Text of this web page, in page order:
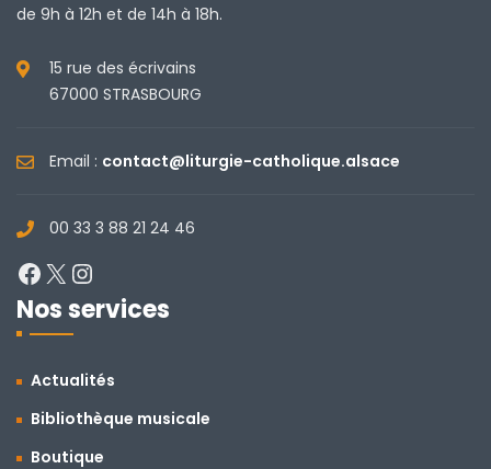
de 9h à 12h et de 14h à 18h.
15 rue des écrivains
67000 STRASBOURG
Email : contact@liturgie-catholique.alsace
00 33 3 88 21 24 46
Facebook
X
Nos services
Actualités
Bibliothèque musicale
Boutique